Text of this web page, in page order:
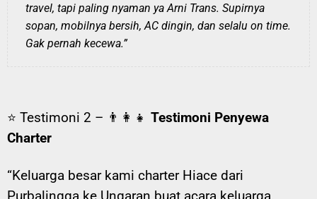
travel, tapi paling nyaman ya Arni Trans. Supirnya
sopan, mobilnya bersih, AC dingin, dan selalu on time.
Gak pernah kecewa.”
⭐ Testimoni 2 – 👨‍👩‍👧 Testimoni Penyewa
Charter
“Keluarga besar kami charter Hiace dari